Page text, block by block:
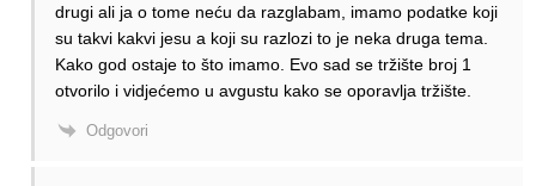
drugi ali ja o tome neću da razglabam, imamo podatke koji
su takvi kakvi jesu a koji su razlozi to je neka druga tema.
Kako god ostaje to što imamo. Evo sad se tržište broj 1
otvorilo i vidjećemo u avgustu kako se oporavlja tržište.
Odgovori